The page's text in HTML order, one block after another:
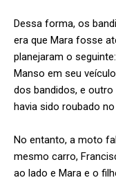
Dessa forma, os
era que Mara fosse
planejaram o
Manso em seu
dos bandidos, e
havia sido roubado
No entanto, a moto
mesmo carro,
ao lado e Mara e o